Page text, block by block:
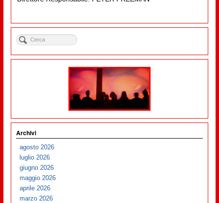
Archivi
agosto 2026
luglio 2026
giugno 2026
maggio 2026
aprile 2026
marzo 2026